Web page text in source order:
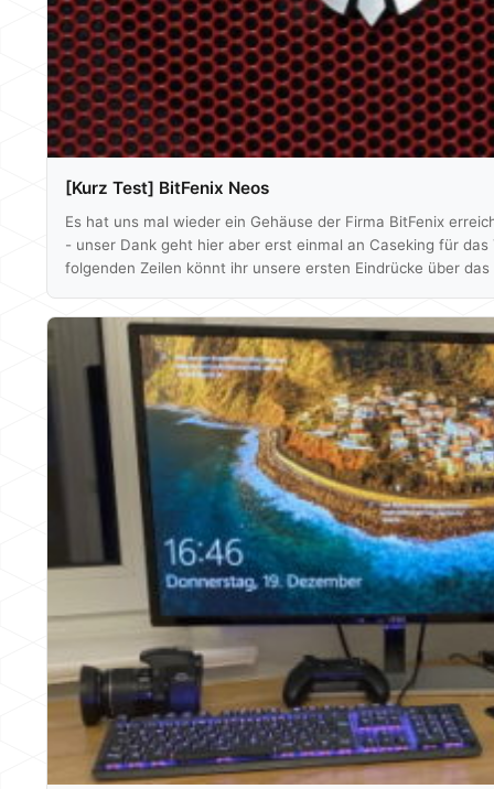
[Kurz Test] BitFenix Neos
Es hat uns mal wieder ein Gehäuse der Firma BitFenix
- unser Dank geht hier aber erst einmal an Caseking für das
folgenden Zeilen könnt ihr unsere ersten Eindrücke über
Lieferumfang: 4x Kabelbinder 1x PCI Blende 1x Quick
Mainboardabstandhalter 9x Mainboardschrauben 20x M3